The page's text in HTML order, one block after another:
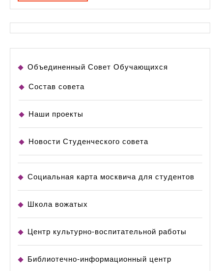
Объединенный Совет Обучающихся
Состав совета
Наши проекты
Новости Студенческого совета
Социальная карта москвича для студентов
Школа вожатых
Центр культурно-воспитательной работы
Библиотечно-информационный центр